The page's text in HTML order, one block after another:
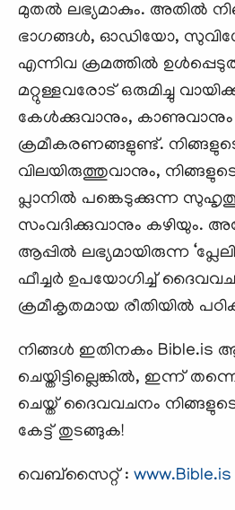
മുതൽ ലഭ്യമാകും. അതിൽ
ഭാഗങ്ങൾ, ഓഡിയോ,
എന്നിവ ക്രമത്തിൽ
മറ്റുള്ളവരോട് ഒരുമിച്ചു
കേൾക്കുവാനും, കാണുവാനും
ക്രമീകരണങ്ങളുണ്ട്.
വിലയിരുത്തുവാനും,
പ്ലാനിൽ പങ്കെടുക്കുന്ന
സംവദിക്കുവാനും കഴിയും.
ആപ്പിൽ ലഭ്യമായിരുന്ന
ഫീച്ചർ ഉപയോഗിച്ച്
ക്രമീകൃതമായ രീതിയിൽ
നിങ്ങൾ ഇതിനകം
ചെയ്തിട്ടില്ലെങ്കിൽ,
ചെയ്ത് ദൈവവചനം
കേട്ട് തുടങ്ങുക!
വെബ്സൈറ്റ് : www.Bible.is